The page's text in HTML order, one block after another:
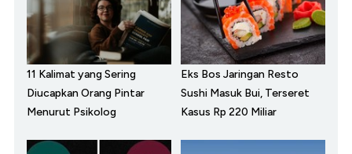
11 Kalimat yang Sering
Diucapkan Orang Pintar
Menurut Psikolog
Eks Bos Jaringan Resto
Sushi Masuk Bui, Terseret
Kasus Rp 220 Miliar